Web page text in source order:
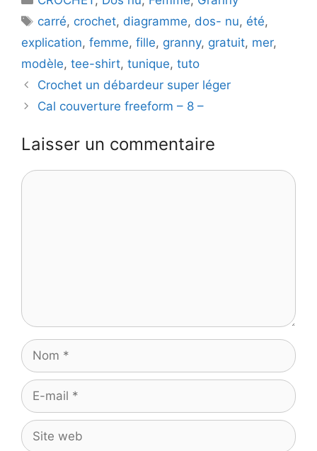
Étiquettes
carré, crochet, diagramme, dos- nu, été,
explication, femme, fille, granny, gratuit, mer,
modèle, tee-shirt, tunique, tuto
Crochet un débardeur super léger
Cal couverture freeform – 8 –
Laisser un commentaire
Commentaire
Nom
E-
mail
Site
web